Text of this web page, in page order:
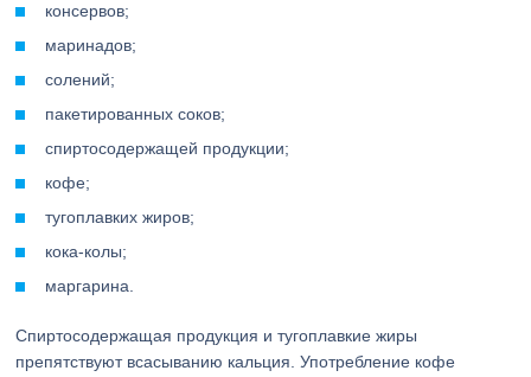
консервов;
маринадов;
солений;
пакетированных соков;
спиртосодержащей продукции;
кофе;
тугоплавких жиров;
кока-колы;
маргарина.
Спиртосодержащая продукция и тугоплавкие жиры
препятствуют всасыванию кальция. Употребление кофе